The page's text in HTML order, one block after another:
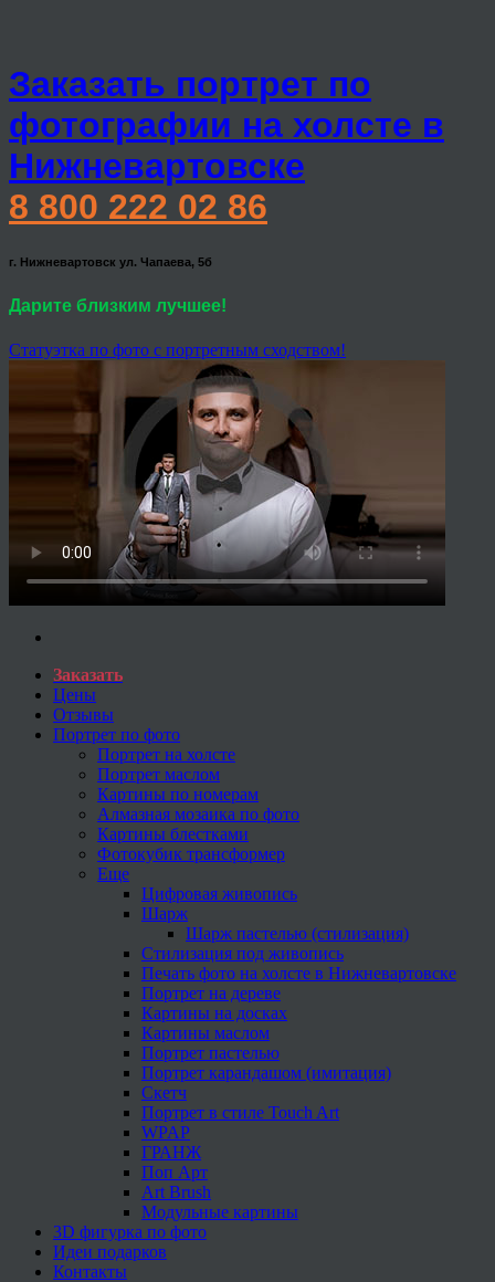
Заказать портрет по
фотографии на холсте в
Нижневартовске
8 800 222 02 86
г. Нижневартовск ул. Чапаева, 5б
Дарите близким лучшее!
Статуэтка по фото с портретным сходством!
Заказать
Цены
Отзывы
Портрет по фото
Портрет на холсте
Портрет маслом
Картины по номерам
Алмазная мозаика по фото
Картины блестками
Фотокубик трансформер
Еще
Цифровая живопись
Шарж
Шарж пастелью (стилизация)
Стилизация под живопись
Печать фото на холсте в Нижневартовске
Портрет на дереве
Картины на досках
Картины маслом
Портрет пастелью
Портрет карандашом (имитация)
Скетч
Портрет в стиле Touch Art
WPAP
ГРАНЖ
Поп Арт
Art Brush
Модульные картины
3D фигурка по фото
Идеи подарков
Контакты